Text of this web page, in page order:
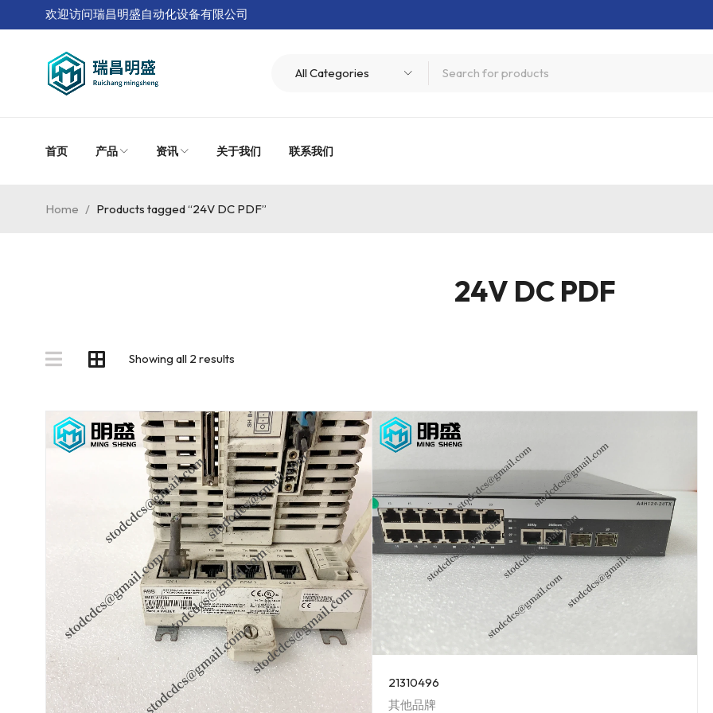
欢迎访问瑞昌明盛自动化设备有限公司
首页 产品 资讯 关于我们 联系我们
24V DC PDF
Home / Products tagged “24V DC PDF”
Showing all 2 results
21310496
其他品牌